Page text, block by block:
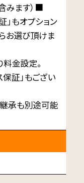
みます）■
」もオプション
らお選び頂けま
金設定。
証」もござい
承も別途可能